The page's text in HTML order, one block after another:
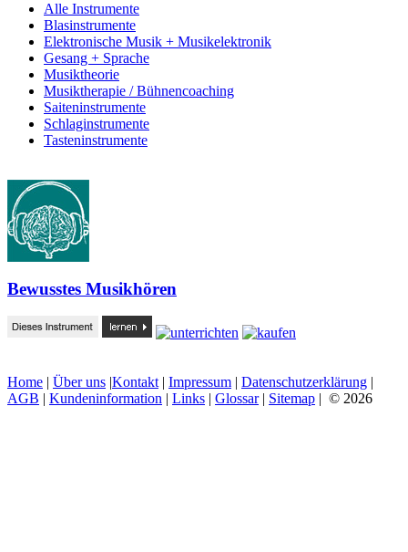
Alle Instrumente
Blasinstrumente
Elektronische Musik + Musikelektronik
Gesang + Sprache
Musiktheorie
Musiktherapie / Bühnencoaching
Saiteninstrumente
Schlaginstrumente
Tasteninstrumente
Bewusstes Musikhören
Home | Über uns |Kontakt| Impressum | Datenschutzerklärung |
AGB | Kundeninformation | Links | Glossar| Sitemap | © 2026